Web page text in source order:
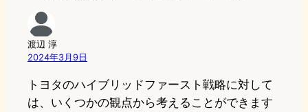
渡辺 淳
2024年3月9日
トヨタのハイブリッドファースト戦略に対して
は、いくつかの観点から考えることができます